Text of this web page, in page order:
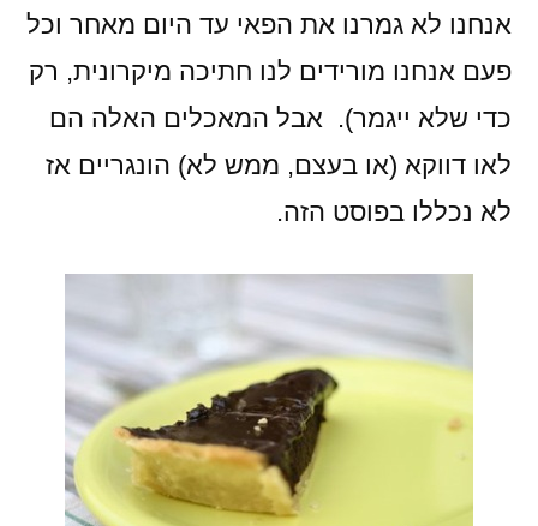
אנחנו לא גמרנו את הפאי עד היום מאחר וכל
פעם אנחנו מורידים לנו חתיכה מיקרונית, רק
כדי שלא ייגמר). אבל המאכלים האלה הם
לאו דווקא (או בעצם, ממש לא) הונגריים אז
לא נכללו בפוסט הזה.